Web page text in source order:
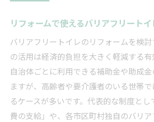
リフォームで使えるバリアフリート
バリアフリートイレのリフォームを検
の活用は経済的負担を大きく軽減する有
自治体ごとに利用できる補助金や助成
ますが、高齢者や要介護者のいる世帯
るケースが多いです。代表的な制度と
費の支給」や、各市区町村独自のバリ